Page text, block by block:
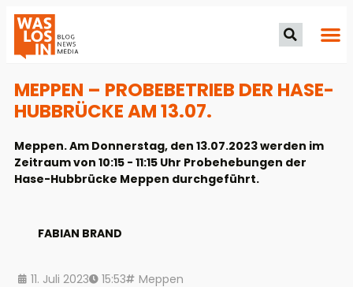
MEPPEN – PROBEBETRIEB DER HASE-
HUBBRÜCKE AM 13.07.
Meppen. Am Donnerstag, den 13.07.2023 werden im
Zeitraum von 10:15 - 11:15 Uhr Probehebungen der
Hase-Hubbrücke Meppen durchgeführt.
FABIAN BRAND
11. Juli 2023 15:53 Meppen